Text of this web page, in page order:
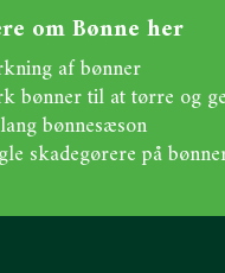
om Bønne her
af bønner
bønner til at tørre og
bønnesæson
skadegørere på